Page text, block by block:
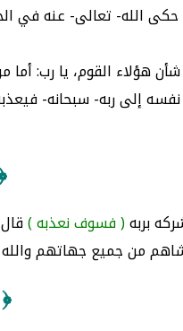
الله- تعالى- عنه في
هؤلاء القوم، يا رب:
إلى ربه- سبحانه-
بربه( فسوف نعذبه )
من جميع جهاتهم